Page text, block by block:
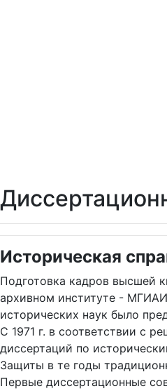
Историческая
Подготовка кадров высшей
архивном институте -
исторических наук было
С 1971 г. в соответствии с
диссертаций по
Защиты в те годы
Первые диссертационные